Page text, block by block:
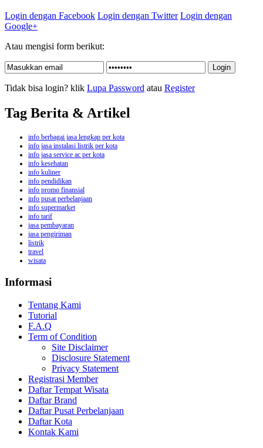
Login dengan Facebook Login dengan Twitter Login dengan
Google+
Atau mengisi form berikut:
Tidak bisa login? klik Lupa Password atau Register
Tag Berita & Artikel
info berbagai jasa lengkap per kota
info jasa instalasi listrik per kota
info jasa service ac per kota
info kesehatan
info kuliner
info pendidikan
info promo finansial
info pusat perbelanjaan
info supermarket
info tarif
jasa pembayaran
jasa pengiriman
listrik
travel
wisata
Informasi
Tentang Kami
Tutorial
F.A.Q
Term of Condition
Site Disclaimer
Disclosure Statement
Privacy Statement
Registrasi Member
Daftar Tempat Wisata
Daftar Brand
Daftar Pusat Perbelanjaan
Daftar Kota
Kontak Kami